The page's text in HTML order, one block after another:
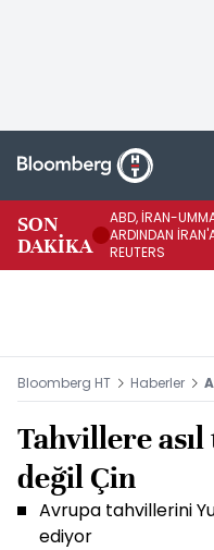
SON
DAKİKA
ABD, İRAN-
ARDINDAN
REUTERS
Bloomberg HT Haberler
Tahvillere
değil Çin
Avrupa tahvillerini
ediyor